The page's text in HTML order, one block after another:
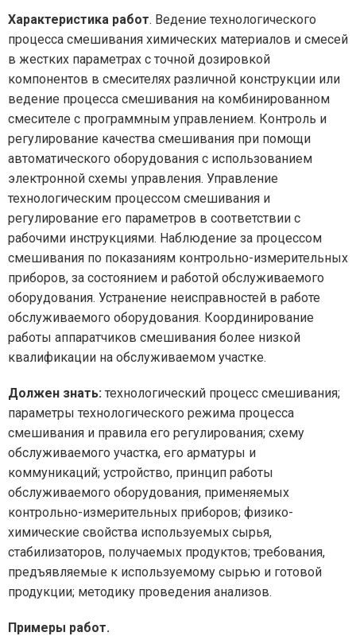
Характеристика работ. Ведение технологического
процесса смешивания химических материалов и смесей
в жестких параметрах с точной дозировкой
компонентов в смесителях различной конструкции или
ведение процесса смешивания на комбинированном
смесителе с программным управлением. Контроль и
регулирование качества смешивания при помощи
автоматического оборудования с использованием
электронной схемы управления. Управление
технологическим процессом смешивания и
регулирование его параметров в соответствии с
рабочими инструкциями. Наблюдение за процессом
смешивания по показаниям контрольно-измерительных
приборов, за состоянием и работой обслуживаемого
оборудования. Устранение неисправностей в работе
обслуживаемого оборудования. Координирование
работы аппаратчиков смешивания более низкой
квалификации на обслуживаемом участке.
Должен знать: технологический процесс смешивания;
параметры технологического режима процесса
смешивания и правила его регулирования; схему
обслуживаемого участка, его арматуры и
коммуникаций; устройство, принцип работы
обслуживаемого оборудования, применяемых
контрольно-измерительных приборов; физико-
химические свойства используемых сырья,
стабилизаторов, получаемых продуктов; требования,
предъявляемые к используемому сырью и готовой
продукции; методику проведения анализов.
Примеры работ.